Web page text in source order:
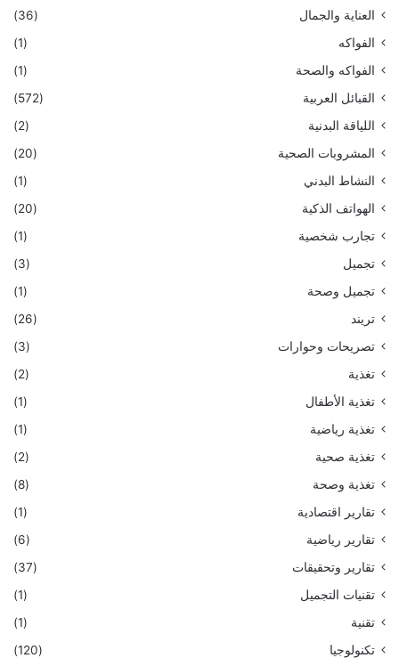
العناية والجمال
(36)
الفواكه
(1)
الفواكه والصحة
(1)
القبائل العربية
(572)
اللياقة البدنية
(2)
المشروبات الصحية
(20)
النشاط البدني
(1)
الهواتف الذكية
(20)
تجارب شخصية
(1)
تجميل
(3)
تجميل وصحة
(1)
تريند
(26)
تصريحات وحوارات
(3)
تغذية
(2)
تغذية الأطفال
(1)
تغذية رياضية
(1)
تغذية صحية
(2)
تغذية وصحة
(8)
تقارير اقتصادية
(1)
تقارير رياضية
(6)
تقارير وتحقيقات
(37)
تقنيات التجميل
(1)
تقنية
(1)
تكنولوجيا
(120)